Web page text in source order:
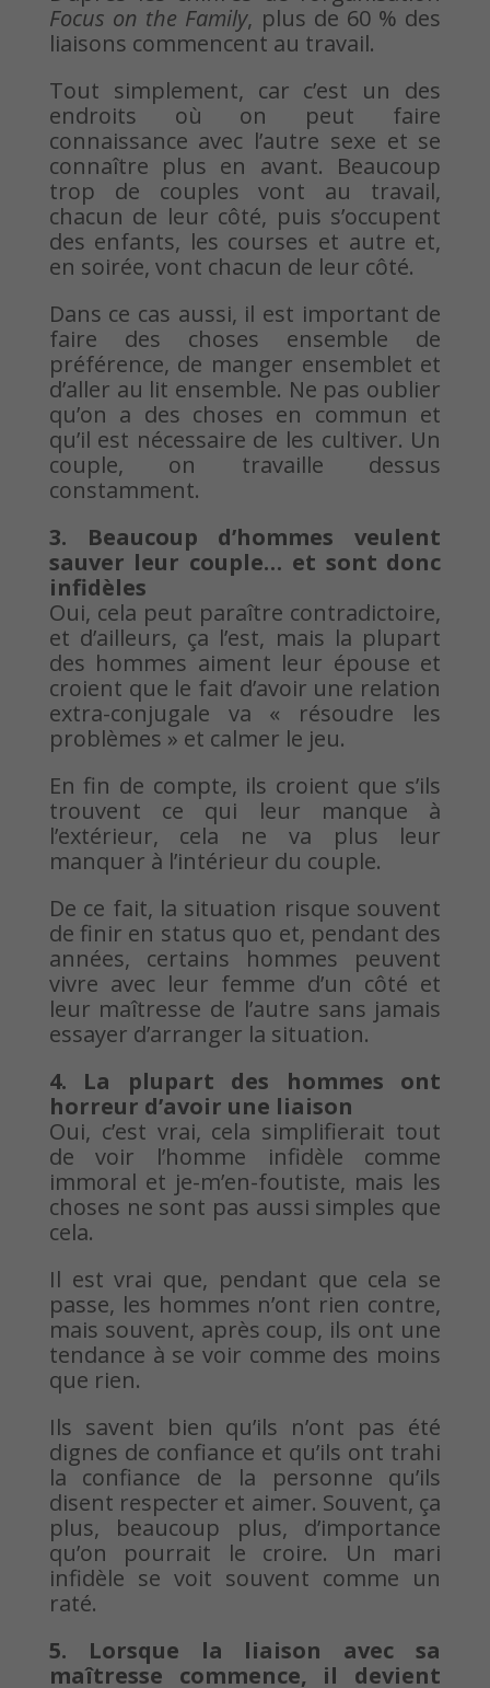
Focus on the Family, plus de 60 % des
liaisons commencent au travail.
Tout simplement, car c’est un des
endroits où on peut faire
connaissance avec l’autre sexe et se
connaître plus en avant. Beaucoup
trop de couples vont au travail,
chacun de leur côté, puis s’occupent
des enfants, les courses et autre et,
en soirée, vont chacun de leur côté.
Dans ce cas aussi, il est important de
faire des choses ensemble de
préférence, de manger ensemblet et
d’aller au lit ensemble. Ne pas oublier
qu’on a des choses en commun et
qu’il est nécessaire de les cultiver. Un
couple, on travaille dessus
constamment.
3. Beaucoup d’hommes veulent
sauver leur couple… et sont donc
infidèles
Oui, cela peut paraître contradictoire,
et d’ailleurs, ça l’est, mais la plupart
des hommes aiment leur épouse et
croient que le fait d’avoir une relation
extra-conjugale va « résoudre les
problèmes » et calmer le jeu.
En fin de compte, ils croient que s’ils
trouvent ce qui leur manque à
l’extérieur, cela ne va plus leur
manquer à l’intérieur du couple.
De ce fait, la situation risque souvent
de finir en status quo et, pendant des
années, certains hommes peuvent
vivre avec leur femme d’un côté et
leur maîtresse de l’autre sans jamais
essayer d’arranger la situation.
4. La plupart des hommes ont
horreur d’avoir une liaison
Oui, c’est vrai, cela simplifierait tout
de voir l’homme infidèle comme
immoral et je-m’en-foutiste, mais les
choses ne sont pas aussi simples que
cela.
Il est vrai que, pendant que cela se
passe, les hommes n’ont rien contre,
mais souvent, après coup, ils ont une
tendance à se voir comme des moins
que rien.
Ils savent bien qu’ils n’ont pas été
dignes de confiance et qu’ils ont trahi
la confiance de la personne qu’ils
disent respecter et aimer. Souvent, ça
plus, beaucoup plus, d’importance
qu’on pourrait le croire. Un mari
infidèle se voit souvent comme un
raté.
5. Lorsque la liaison avec sa
maîtresse commence, il devient